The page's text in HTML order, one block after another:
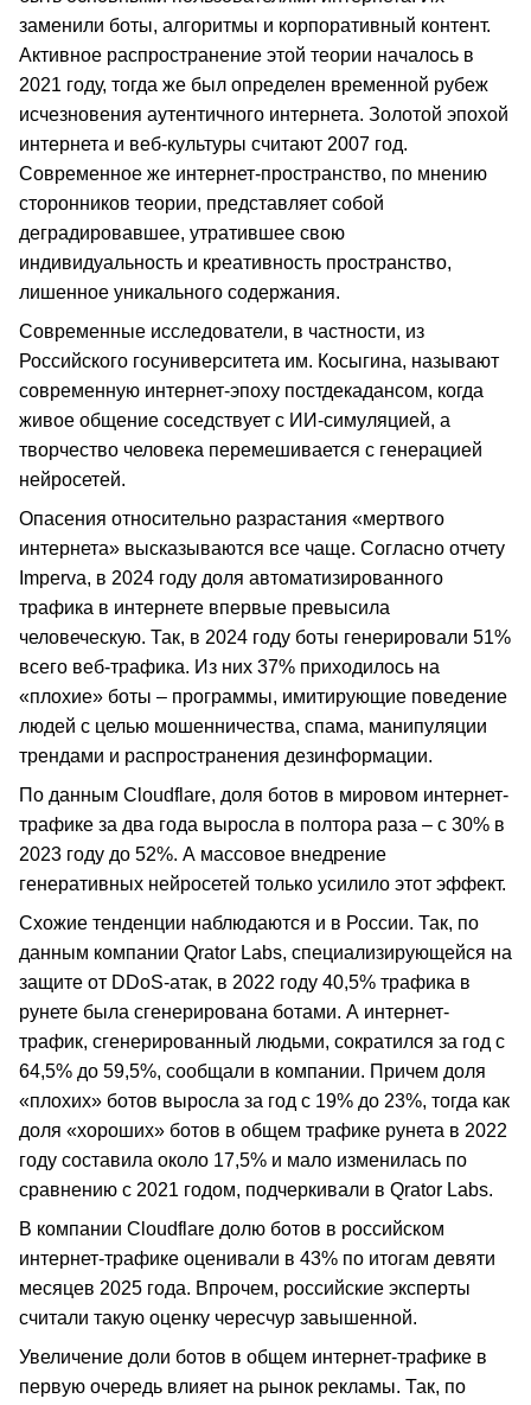
заменили боты, алгоритмы и корпоративный контент.
Активное распространение этой теории началось в
2021 году, тогда же был определен временной рубеж
исчезновения аутентичного интернета. Золотой эпохой
интернета и веб-культуры считают 2007 год.
Современное же интернет-пространство, по мнению
сторонников теории, представляет собой
деградировавшее, утратившее свою
индивидуальность и креативность пространство,
лишенное уникального содержания.
Современные исследователи, в частности, из
Российского госуниверситета им. Косыгина, называют
современную интернет-эпоху постдекадансом, когда
живое общение соседствует с ИИ-симуляцией, а
творчество человека перемешивается с генерацией
нейросетей.
Опасения относительно разрастания «мертвого
интернета» высказываются все чаще. Согласно отчету
Imperva, в 2024 году доля автоматизированного
трафика в интернете впервые превысила
человеческую. Так, в 2024 году боты генерировали 51%
всего веб-трафика. Из них 37% приходилось на
«плохие» боты – программы, имитирующие поведение
людей с целью мошенничества, спама, манипуляции
трендами и распространения дезинформации.
По данным Cloudflare, доля ботов в мировом интернет-
трафике за два года выросла в полтора раза – с 30% в
2023 году до 52%. А массовое внедрение
генеративных нейросетей только усилило этот эффект.
Схожие тенденции наблюдаются и в России. Так, по
данным компании Qrator Labs, специализирующейся на
защите от DDoS-атак, в 2022 году 40,5% трафика в
рунете была сгенерирована ботами. А интернет-
трафик, сгенерированный людьми, сократился за год с
64,5% до 59,5%, сообщали в компании. Причем доля
«плохих» ботов выросла за год с 19% до 23%, тогда как
доля «хороших» ботов в общем трафике рунета в 2022
году составила около 17,5% и мало изменилась по
сравнению с 2021 годом, подчеркивали в Qrator Labs.
В компании Cloudflare долю ботов в российском
интернет-трафике оценивали в 43% по итогам девяти
месяцев 2025 года. Впрочем, российские эксперты
считали такую оценку чересчур завышенной.
Увеличение доли ботов в общем интернет-трафике в
первую очередь влияет на рынок рекламы. Так, по